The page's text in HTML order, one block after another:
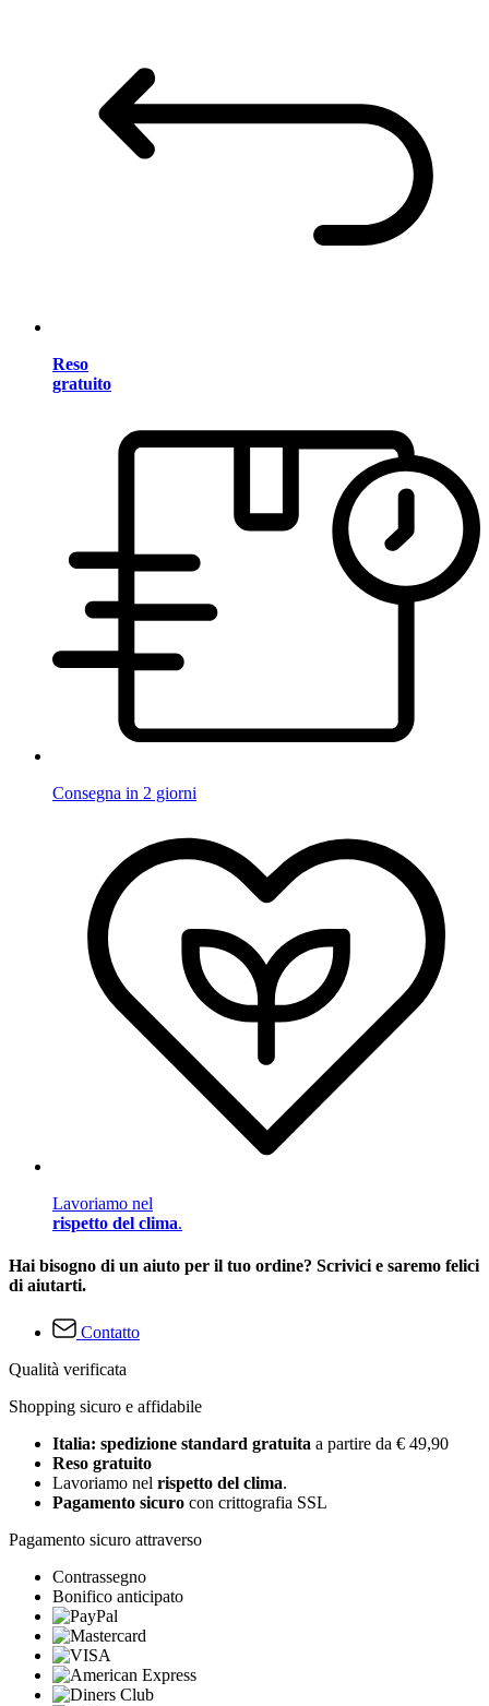
Reso
gratuito
Consegna in 2 giorni
Lavoriamo nel
rispetto del clima.
Hai bisogno di un aiuto per il tuo ordine? Scrivici e saremo felici
di aiutarti.
Contatto
Qualità verificata
Shopping sicuro e affidabile
Italia: spedizione standard gratuita a partire da € 49,90
Reso gratuito
Lavoriamo nel rispetto del clima.
Pagamento sicuro con crittografia SSL
Pagamento sicuro attraverso
Contrassegno
Bonifico anticipato